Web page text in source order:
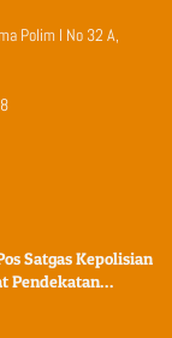
Polim I No 32 A,
Satgas Kepolisian
Pendekatan